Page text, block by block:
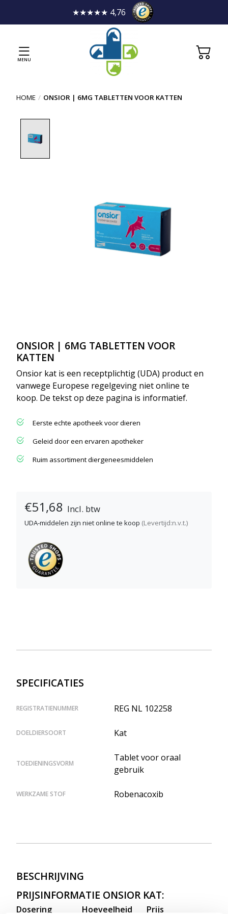
★★★★★ 4,76
MENU
HOME / ONSIOR | 6MG TABLETTEN VOOR KATTEN
ONSIOR | 6MG TABLETTEN VOOR
KATTEN
Eerste echte apotheek voor dieren
Geleid door een ervaren apotheker
Ruim assortiment diergeneesmiddelen
Onsior kat is een receptplichtig (UDA) product en
vanwege Europese regelgeving niet online te
koop. De tekst op deze pagina is informatief.
€51,68 Incl. btw
UDA-middelen zijn niet online te koop (Levertijd:n.v.t.)
SPECIFICATIES
REGISTRATIENUMMER REG NL 102258
DOELDIERSOORT Kat
TOEDIENINGSVORM
Tablet voor oraal
gebruik
WERKZAME STOF Robenacoxib
BESCHRIJVING
PRIJSINFORMATIE ONSIOR KAT:
Dosering Hoeveelheid Prijs